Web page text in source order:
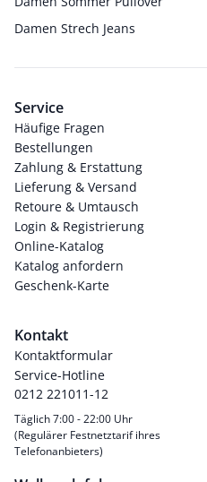
Damen Strech Jeans
Service
Häufige Fragen
Bestellungen
Zahlung & Erstattung
Lieferung & Versand
Retoure & Umtausch
Login & Registrierung
Online-Katalog
Katalog anfordern
Geschenk-Karte
Kontakt
Kontaktformular
Service-Hotline
0212 221011-12
Täglich 7:00 - 22:00 Uhr
(Regulärer Festnetztarif ihres
Telefonanbieters)